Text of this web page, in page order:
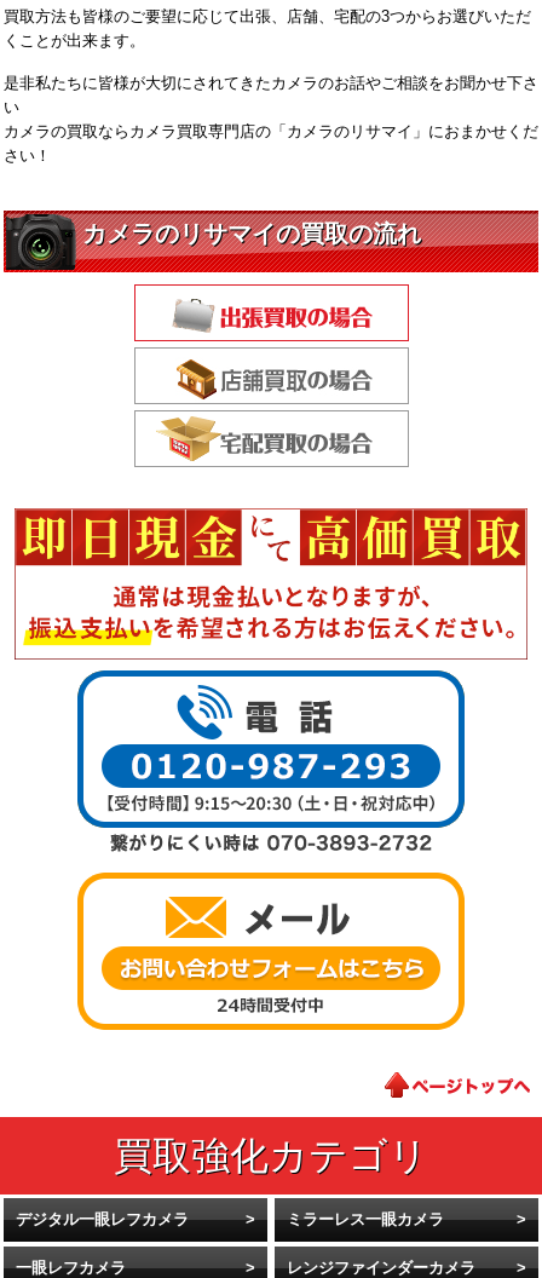
買取方法も皆様のご要望に応じて出張、店舗、宅配の3つからお選びいただ
くことが出来ます。
是非私たちに皆様が大切にされてきたカメラのお話やご相談をお聞かせ下さ
い
カメラの買取ならカメラ買取専門店の「カメラのリサマイ」におまかせくだ
さい！
デジタル一眼レフカメラ ミラーレス一眼カメラ
一眼レフカメラ レンジファインダーカメラ